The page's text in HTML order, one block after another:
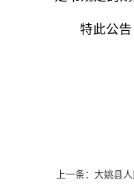
特此公告
上一条：大姚县